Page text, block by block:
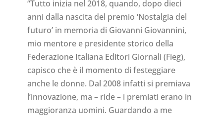
“Tutto inizia nel 2018, quando, dopo dieci
anni dalla nascita del premio ‘Nostalgia del
futuro’ in memoria di Giovanni Giovannini,
mio mentore e presidente storico della
Federazione Italiana Editori Giornali (Fieg),
capisco che è il momento di festeggiare
anche le donne. Dal 2008 infatti si premiava
l’innovazione, ma – ride – i premiati erano in
maggioranza uomini. Guardando a me